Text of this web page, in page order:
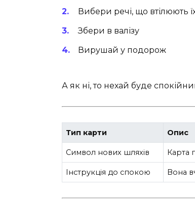
Вибери речі, що втілюють
Збери в валізу
Вирушай у подорож
А як ні, то нехай буде
Тип карти Опис
Символ нових шляхів Карта
Інструкція до спокою Вона